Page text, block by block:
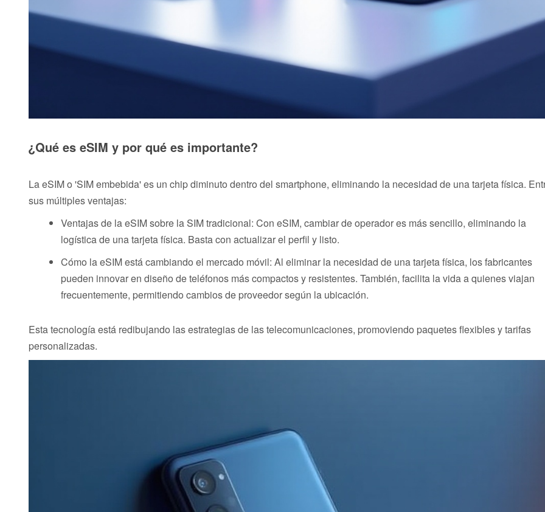
¿Qué es eSIM y por qué es importante?
La eSIM o 'SIM embebida' es un chip diminuto dentro del smartphone, eliminando la necesidad de una tarjeta física.
sus múltiples ventajas:
Ventajas de la eSIM sobre la SIM tradicional: Con eSIM, cambiar de operador es más sencillo, eliminando la
logística de una tarjeta física. Basta con actualizar el perfil y listo.
Cómo la eSIM está cambiando el mercado móvil: Al eliminar la necesidad de una tarjeta física, los fabricantes
pueden innovar en diseño de teléfonos más compactos y resistentes. También, facilita la vida a quienes viajan
frecuentemente, permitiendo cambios de proveedor según la ubicación.
Esta tecnología está redibujando las estrategias de las telecomunicaciones, promoviendo paquetes flexibles y tarifas
personalizadas.